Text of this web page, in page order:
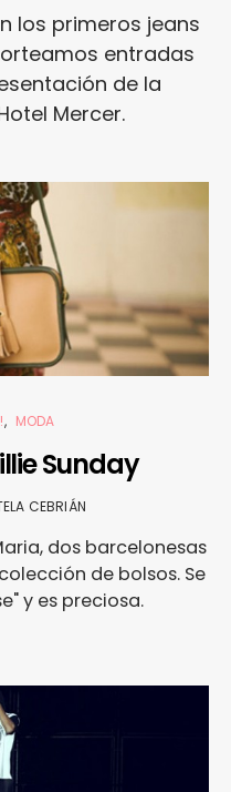
los primeros jeans
entradas
de la
Mercer.
MODA
Sunday
CEBRIÁN
dos barcelonesas
de bolsos. Se
y es preciosa.